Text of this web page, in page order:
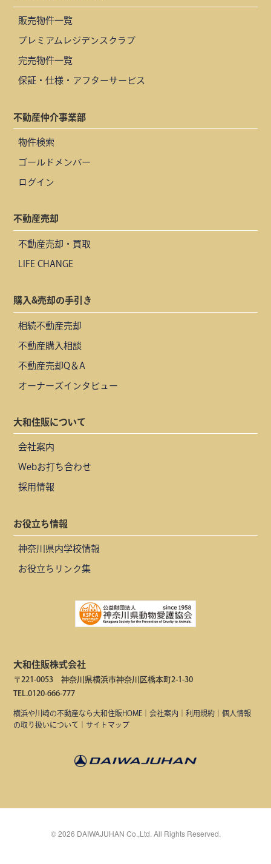
販売物件一覧
プレミアムレジデンスクラブ
完売物件一覧
保証・仕様・アフターサービス
不動産仲介事業部
物件検索
ゴールドメンバー
ログイン
不動産売却
不動産売却・買取
LIFE CHANGE
購入&売却の手引き
相続不動産売却
不動産購入相談
不動産売却Q＆A
オーナーズインタビュー
大和住販について
会社案内
Webお打ち合わせ
採用情報
お役立ち情報
神奈川県内学校情報
お役立ちリンク集
大和住販株式会社
〒221-0053 神奈川県横浜市神奈川区橋本町2-1-30
TEL.0120-666-777
横浜や川崎の不動産なら大和住販HOME ｜会社案内 ｜利用規約 ｜個人情報
の取り扱いについて
サイトマップ
©2026 DAIWAJUHAN Co.,Ltd. All Rights Reserved.